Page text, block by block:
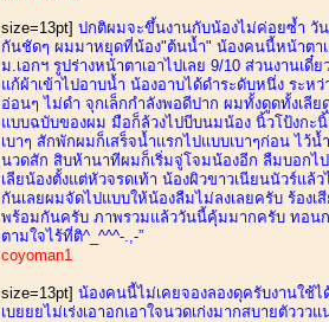
size=13pt] ปกติผมจะขึ้นงานกับน้องไม่ค่อยซ้ำ วั
กันชัดๆ ผมมาหยุดที่น้อง"ต้นน้ำ" น้องคนนี้หน้าตาเ
ม.เอกฯ รูปร่างหน้าตาเอาไปเลย 9/10 ส่วนงาน
แก้ผ้าเข้าไปอาบน้ำ น้องอาบได้ดำระดับหนึ่ง ระ
อ่อนๆ ไม่ดำ จุกเล็กกำลังพอดีปาก ผมทั้งดูดทั้งเ
แบบฉบับของผม มือก็ล้วงไปบีบนมน้อง นิ้วโป้งก
เบาๆ สักพักผมก็เสร็จน้ำแรกไปแบบเบาๆก่อน ไว้
นวดสัก สิบห้านาทีผมก็เริ่มจู่โจมน้องอีก ลืมบอกไ
เลียน้องตั้งแต่หัวจรดเท้า น้องผิวขาวเนียนนัวร์แ
กันเลยผมจัดไปแบบให้น้องลืมไม่ลงเลยครับ ร้องเ
พร้อมกันครับ ภาพรวมแล้ววันนี้คุ้มมากครับ ทอนก
ตามใจไร้ที่ติ^_^^^-.,-”
coyoman1
size=13pt] น้องคนนี้ไม่เคยจองลองดุครับงานใช้
เบยยยไม่เร่งเอาอกเอาใจนวดเก่งมากสบายตัวว